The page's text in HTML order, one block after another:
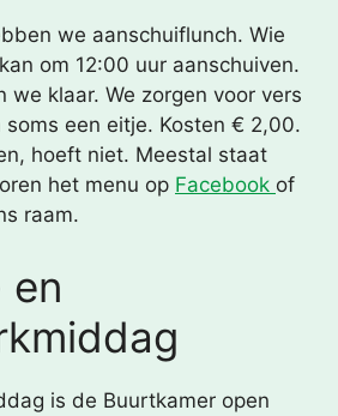
we aanschuiflunch. Wie
om 12:00 uur aanschuiven.
we klaar. We zorgen voor vers
een eitje. Kosten € 2,00.
hoeft niet. Meestal staat
het menu op Facebook of
raam.
en
is de Buurtkamer open